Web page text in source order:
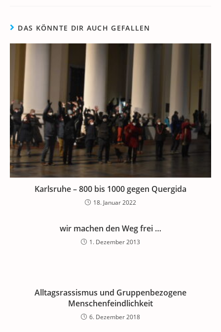
DAS KÖNNTE DIR AUCH GEFALLEN
Karlsruhe – 800 bis 1000 gegen Quergida
18. Januar 2022
wir machen den Weg frei …
1. Dezember 2013
Alltagsrassismus und Gruppenbezogene
Menschenfeindlichkeit
6. Dezember 2018